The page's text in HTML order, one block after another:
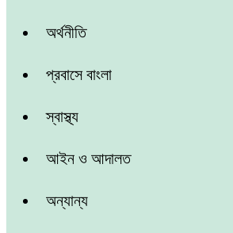
অর্থনীতি
প্রবাসে বাংলা
স্বাস্থ্য
আইন ও আদালত
অন্যান্য